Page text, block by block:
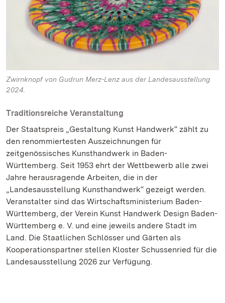
Zwirnknopf von Gudrun Merz-Lenz aus der Landesausstellung
2024.
Traditionsreiche Veranstaltung
Der Staatspreis „Gestaltung Kunst Handwerk“ zählt zu
den renommiertesten Auszeichnungen für
zeitgenössisches Kunsthandwerk in Baden-
Württemberg. Seit 1953 ehrt der Wettbewerb alle zwei
Jahre herausragende Arbeiten, die in der
„Landesausstellung Kunsthandwerk“ gezeigt werden.
Veranstalter sind das Wirtschaftsministerium Baden-
Württemberg, der Verein Kunst Handwerk Design Baden-
Württemberg e. V. und eine jeweils andere Stadt im
Land. Die Staatlichen Schlösser und Gärten als
Kooperationspartner stellen Kloster Schussenried für die
Landesausstellung 2026 zur Verfügung.